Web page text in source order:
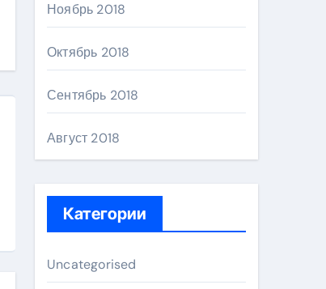
Ноябрь 2018
Октябрь 2018
Сентябрь 2018
Август 2018
Категории
Uncategorised